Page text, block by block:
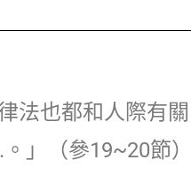
法也都和人際有
」（參19~20節